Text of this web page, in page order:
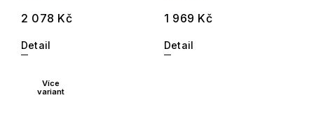
2 078 Kč
Detail
1 969 Kč
Detail
Více
variant